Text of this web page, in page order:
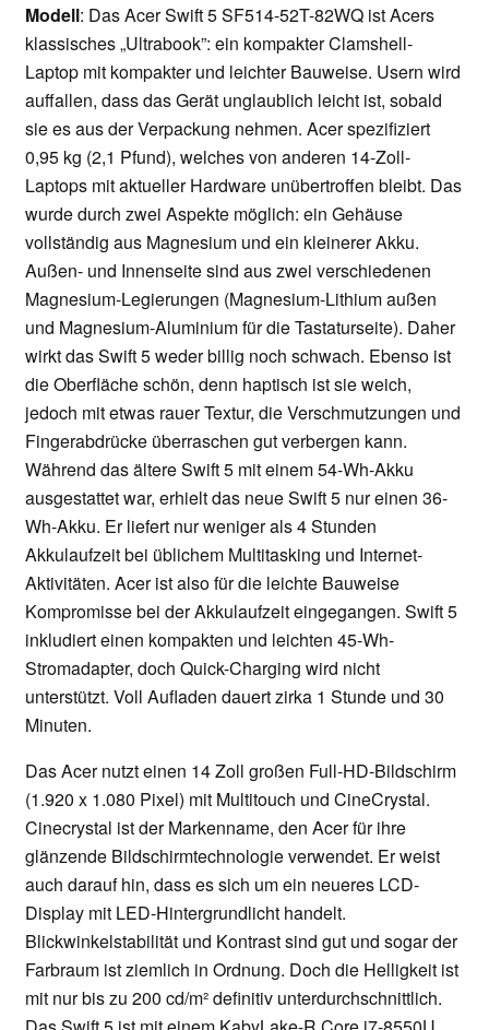
Modell: Das Acer Swift 5 SF514-52T-82WQ ist Acers
klassisches „Ultrabook”: ein kompakter Clamshell-
Laptop mit kompakter und leichter Bauweise. Usern wird
auffallen, dass das Gerät unglaublich leicht ist, sobald
sie es aus der Verpackung nehmen. Acer spezifiziert
0,95 kg (2,1 Pfund), welches von anderen 14-Zoll-
Laptops mit aktueller Hardware unübertroffen bleibt. Das
wurde durch zwei Aspekte möglich: ein Gehäuse
vollständig aus Magnesium und ein kleinerer Akku.
Außen- und Innenseite sind aus zwei verschiedenen
Magnesium-Legierungen (Magnesium-Lithium außen
und Magnesium-Aluminium für die Tastaturseite). Daher
wirkt das Swift 5 weder billig noch schwach. Ebenso ist
die Oberfläche schön, denn haptisch ist sie weich,
jedoch mit etwas rauer Textur, die Verschmutzungen und
Fingerabdrücke überraschen gut verbergen kann.
Während das ältere Swift 5 mit einem 54-Wh-Akku
ausgestattet war, erhielt das neue Swift 5 nur einen 36-
Wh-Akku. Er liefert nur weniger als 4 Stunden
Akkulaufzeit bei üblichem Multitasking und Internet-
Aktivitäten. Acer ist also für die leichte Bauweise
Kompromisse bei der Akkulaufzeit eingegangen. Swift 5
inkludiert einen kompakten und leichten 45-Wh-
Stromadapter, doch Quick-Charging wird nicht
unterstützt. Voll Aufladen dauert zirka 1 Stunde und 30
Minuten.
Das Acer nutzt einen 14 Zoll großen Full-HD-Bildschirm
(1.920 x 1.080 Pixel) mit Multitouch und CineCrystal.
Cinecrystal ist der Markenname, den Acer für ihre
glänzende Bildschirmtechnologie verwendet. Er weist
auch darauf hin, dass es sich um ein neueres LCD-
Display mit LED-Hintergrundlicht handelt.
Blickwinkelstabilität und Kontrast sind gut und sogar der
Farbraum ist ziemlich in Ordnung. Doch die Helligkeit ist
mit nur bis zu 200 cd/m² definitiv unterdurchschnittlich.